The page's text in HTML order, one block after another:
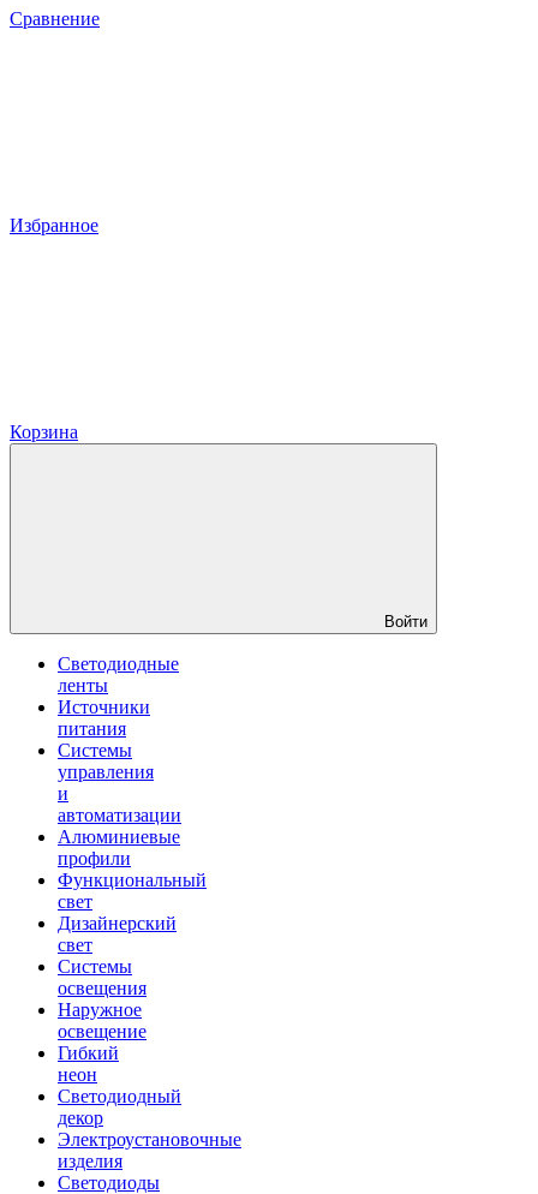
Сравнение
Избранное
Корзина
Войти
Светодиодные
ленты
Источники
питания
Системы
управления
и
автоматизации
Алюминиевые
профили
Функциональный
свет
Дизайнерский
свет
Системы
освещения
Наружное
освещение
Гибкий
неон
Светодиодный
декор
Электроустановочные
изделия
Светодиоды